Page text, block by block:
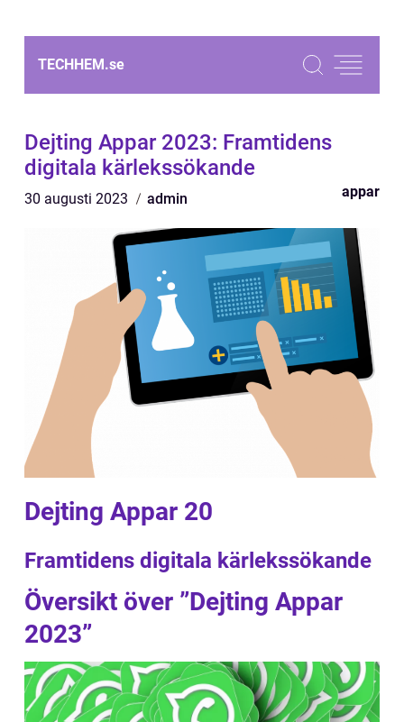
TECHHEM.se
Dejting Appar 2023: Framtidens
digitala kärlekssökande
30 augusti 2023 admin appar
Dejting Appar 20
Framtidens digitala kärlekssökande
Översikt över ”Dejting Appar
2023”